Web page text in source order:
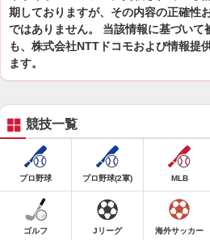
期しておりますが、その内容の正確性
ではありません。 当該情報に基づいて
も、株式会社NTTドコモおよび情報提
ます。
競技一覧
プロ野球 プロ野球(2軍) MLB
ゴルフ Jリーグ 海外サッカー